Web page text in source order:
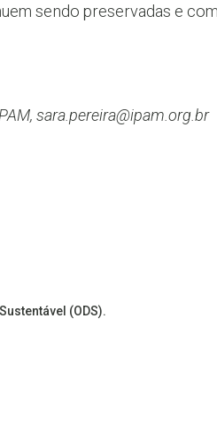
sendo preservadas e
sara.pereira@ipam.org.br
(ODS).